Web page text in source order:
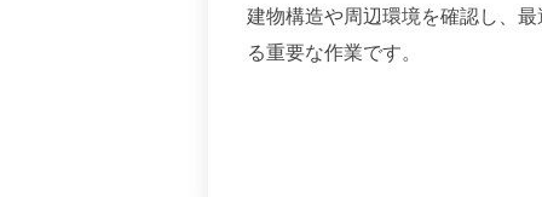
建物構造や周辺環境を確認し、
る重要な作業です。